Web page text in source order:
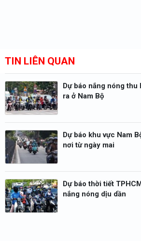
TIN LIÊN QUAN
Dự báo nắng nóng thu
ra ở Nam Bộ
Dự báo khu vực Nam
nơi từ ngày mai
Dự báo thời tiết
nắng nóng dịu dần